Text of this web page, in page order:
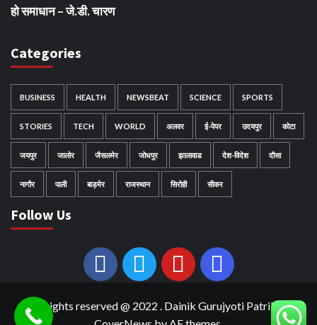
हो समाधान – जे.डी. चारण
Categories
BUSINESS HEALTH NEWSBEAT SCIENCE SPORTS
STORIES TECH WORLD अलवर ई-पेपर उदयपुर कोटा
जयपुर जालोर जैसलमेर जोधपुर झालावाड देश-विदेश दौसा
नागौर पाली बाड़मेर राजस्थान सिरोही सीकर
Follow Us
All rights reserved @ 2022 . Dainik Gurujyoti Patrika|